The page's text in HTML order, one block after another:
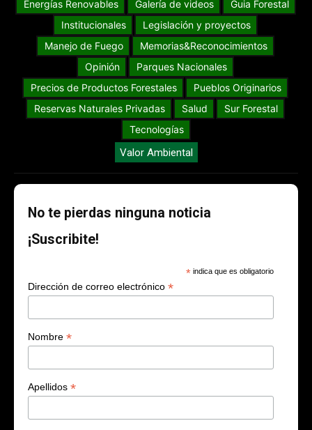
Energías Renovables
Galería de videos
Guia Forestal
Institucionales
Legislación y proyectos
Manejo de Fuego
Memorias&Reconocimientos
Opinión
Parques Nacionales
Precios de Productos Forestales
Pueblos Originarios
Reservas Naturales Privadas
Salud
Sur Forestal
Tecnologías
Valor Ambiental
No te pierdas ninguna noticia
¡Suscribite!
* indica que es obligatorio
Dirección de correo electrónico *
Nombre *
Apellidos *